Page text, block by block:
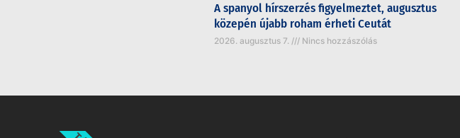
A spanyol hírszerzés figyelmeztet, augusztus
közepén újabb roham érheti Ceutát
2026. augusztus 7. Nincs hozzászólás